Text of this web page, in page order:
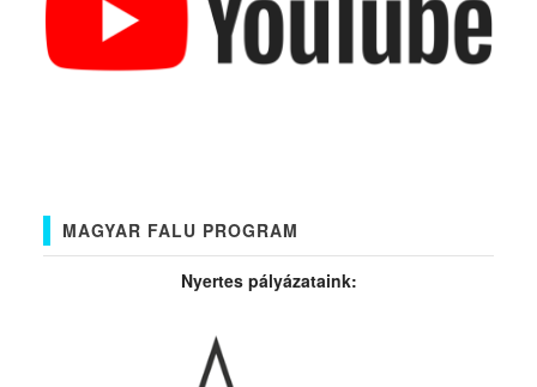
MAGYAR FALU PROGRAM
Nyertes pályázataink: